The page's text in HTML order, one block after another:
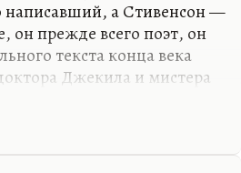
написавший, а Стивенсон —
он прежде всего поэт, он
текста конца века
Джекила и мистера
сокровищ», а философским
или «Черной